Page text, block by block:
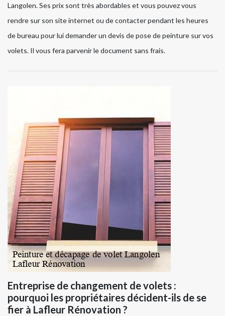
Langolen. Ses prix sont très abordables et vous pouvez vous
rendre sur son site internet ou de contacter pendant les heures
de bureau pour lui demander un devis de pose de peinture sur vos
volets. Il vous fera parvenir le document sans frais.
Entreprise de changement de volets :
pourquoi les propriétaires décident-ils de se
fier à Lafleur Rénovation ?